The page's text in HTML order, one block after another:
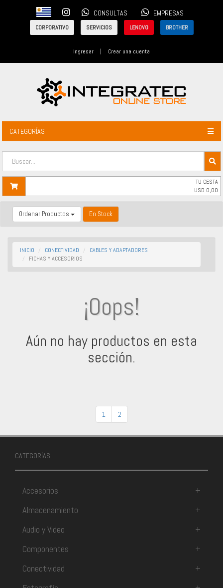
CONSULTAS EMPRESAS
CORPORATIVO SERVICIOS LENOVO BROTHER
Ingresar | Crear una cuenta
CATEGORÍAS
TU CESTA
USD 0,00
Ordenar Productos En Stock
INICIO CONECTIVIDAD
CABLES Y ADAPTADORES
FICHAS Y ACCESORIOS
¡Oops!
Aún no hay productos en esta
sección.
1 2
CATEGORÍAS
Accesorios
+
Almacenamiento
+
Audio y Video
+
Componentes
+
Conectividad
+